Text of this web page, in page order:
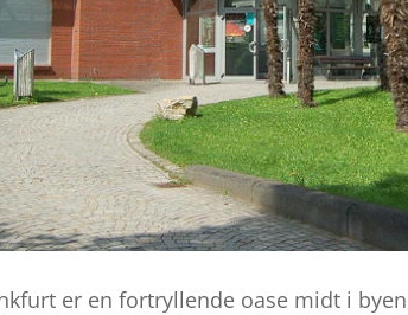
er en fortryllende oase midt i